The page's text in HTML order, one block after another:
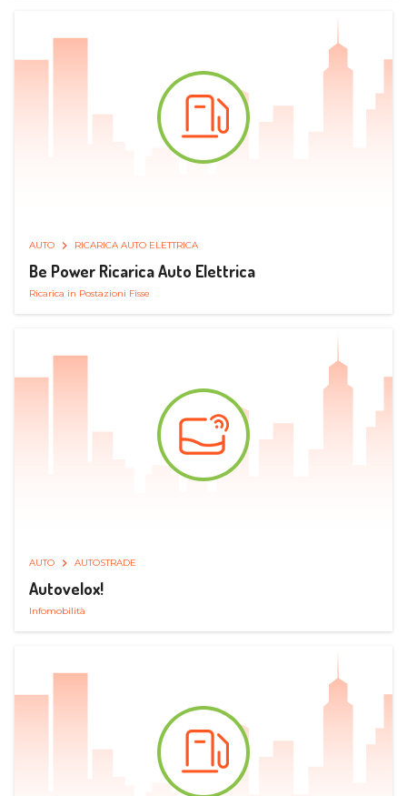
AUTO RICARICA AUTO ELETTRICA
Be Power Ricarica Auto Elettrica
Ricarica in Postazioni Fisse
AUTO AUTOSTRADE
Autovelox!
Infomobilità